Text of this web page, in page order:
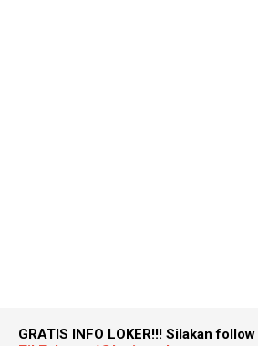
GRATIS INFO LOKER!!! Silakan follow